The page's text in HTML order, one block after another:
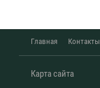
Главная Контакты
Карта сайта